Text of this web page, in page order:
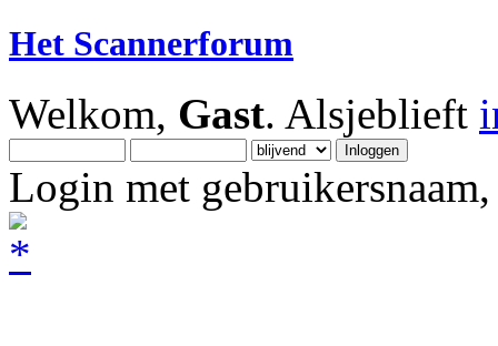
Het Scannerforum
Welkom, Gast. Alsjeblieft
Login met